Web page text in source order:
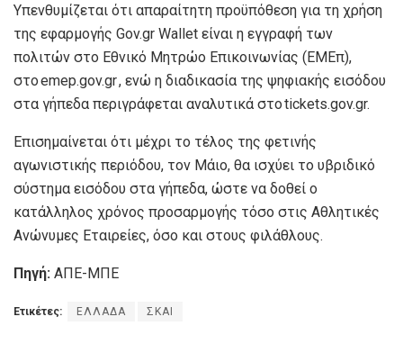
Υπενθυμίζεται ότι απαραίτητη προϋπόθεση για τη χρήση
της εφαρμογής Gov.gr Wallet είναι η εγγραφή των
πολιτών στο Εθνικό Μητρώο Επικοινωνίας (ΕΜΕπ),
στο emep.gov.gr , ενώ η διαδικασία της ψηφιακής εισόδου
στα γήπεδα περιγράφεται αναλυτικά στο tickets.gov.gr.
Επισημαίνεται ότι μέχρι το τέλος της φετινής
αγωνιστικής περιόδου, τον Μάιο, θα ισχύει το υβριδικό
σύστημα εισόδου στα γήπεδα, ώστε να δοθεί ο
κατάλληλος χρόνος προσαρμογής τόσο στις Αθλητικές
Ανώνυμες Εταιρείες, όσο και στους φιλάθλους.
Πηγή: ΑΠΕ-ΜΠΕ
Ετικέτες: ΕΛΛΑΔΑ ΣΚΑΙ